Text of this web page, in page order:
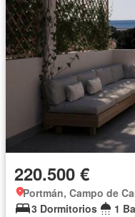
220.500 €
Portmán, Campo de
3 Dormitorios
1